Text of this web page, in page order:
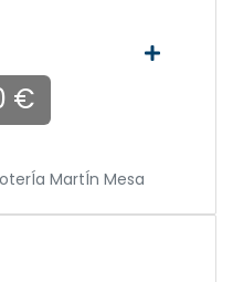
€
MartÍn Mesa